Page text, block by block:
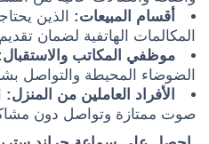
أقسام المبيعات: الذين
المكالمات الهاتفية لضمان
موظفي المكاتب
الضوضاء المحيطة والتواصل
الأفراد العاملين من المنزل:
صوت ممتازة وتواصل دون